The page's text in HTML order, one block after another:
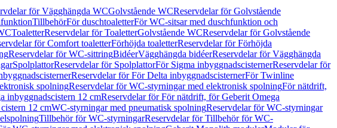
för Vägghängda WCGolvstående WCReservdelar för Golvstående
TillbehörFör duschtoaletterFör WC-sitsar med duschfunktion och
ToaletterReservdelar för ToaletterGolvstående WCReservdelar för Golvstående
för Comfort toaletterFörhöjda toaletterReservdelar för Förhöjda
Reservdelar för WC-sittringBidéerVägghängda bidéerReservdelar för Vägghängda
SpolplattorReservdelar för SpolplattorFör Sigma inbyggnadscisternerReservdelar för
Reservdelar för För Delta inbyggnadscisternerFör Twinline
spolningReservdelar för WC-styrningar med elektronisk spolningFör nätdrift,
inbyggnadscistern 12 cmReservdelar för För nätdrift, för Geberit Omega
12 cmWC-styrningar med pneumatisk spolningReservdelar för WC-styrningar
Tillbehör för WC-styrningarReservdelar för Tillbehör för WC-